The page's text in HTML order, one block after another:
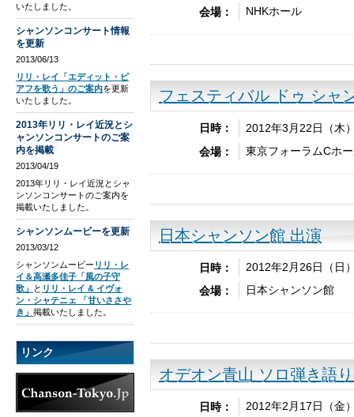
会場：
NHKホール
フェスティバル ドゥ シャ
日時：
2012年3月22日（木
会場：
東京フォーラムCホ
日本シャンソン館 出演
日時：
2012年2月26日（日
会場：
日本シャンソン館
オデオン青山 ソロ弾き語
日時：
2012年2月17日（金
いたしました。
シャンソンコンサート情報
を更新
2013/06/13
リリ・レイ「エディット・ピ
アフを歌う」のご案内を更新
いたしました。
2013年リリ・レイ近況とシ
ャンソンコンサートのご案
内を掲載
2013/04/19
2013年リリ・レイ近況とシャ
ンソンコンサートのご案内を
掲載いたしました。
シャンソンムービーを更新
2013/03/12
シャンソンムービー リリ・レ
イ＆高瀬多佳子「風の子守
歌」
と リリ・レイ & イヴォ
ン・シャテニェ 「甘いささや
き」 掲載いたしました。
リンク